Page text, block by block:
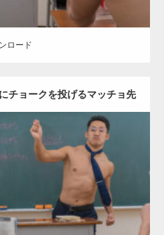
ロード
チョークを投げるマッチョ先
生
外資系筋肉 Kaori